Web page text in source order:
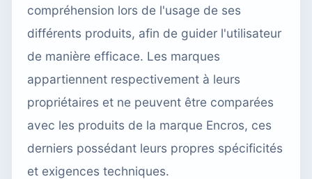
compréhension lors de l'usage de ses
différents produits, afin de guider l'utilisateur
de manière efficace. Les marques
appartiennent respectivement à leurs
propriétaires et ne peuvent être comparées
avec les produits de la marque Encros, ces
derniers possédant leurs propres spécificités
et exigences techniques.